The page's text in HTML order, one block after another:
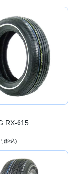
RX-615
円(税込)